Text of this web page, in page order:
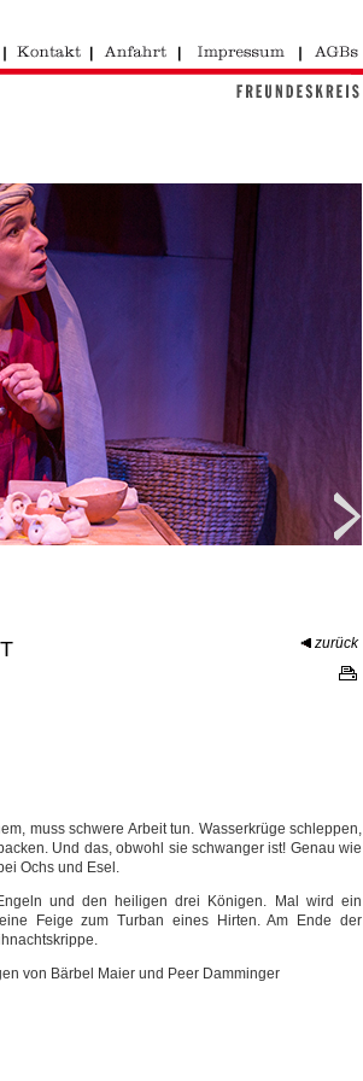
zurück
muss schwere Arbeit tun. Wasserkrüge schleppen,
Und das, obwohl sie schwanger ist! Genau wie
Ochs und Esel.
und den heiligen drei Königen. Mal wird ein
Feige zum Turban eines Hirten. Am Ende der
von Bärbel Maier und Peer Damminger